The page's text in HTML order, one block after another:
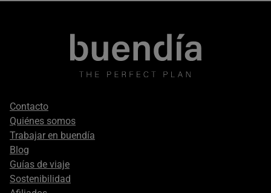
Footer
secondary
Contacto
Quiénes somos
Trabajar en buendía
Blog
Guías de viaje
Sostenibilidad